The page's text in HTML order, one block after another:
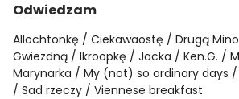
Odwiedzam
Allochtonkę Ciekawaostę Drugą
Gwiezdną
Ikroopkę Jacka Ken.G.
Marynarka
My (not) so ordinary days
Sad rzeczy
Viennese breakfast